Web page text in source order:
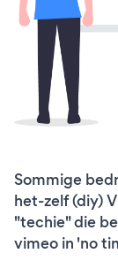
Sommige
het-zelf (diy)
"techie" die
vimeo in 'no